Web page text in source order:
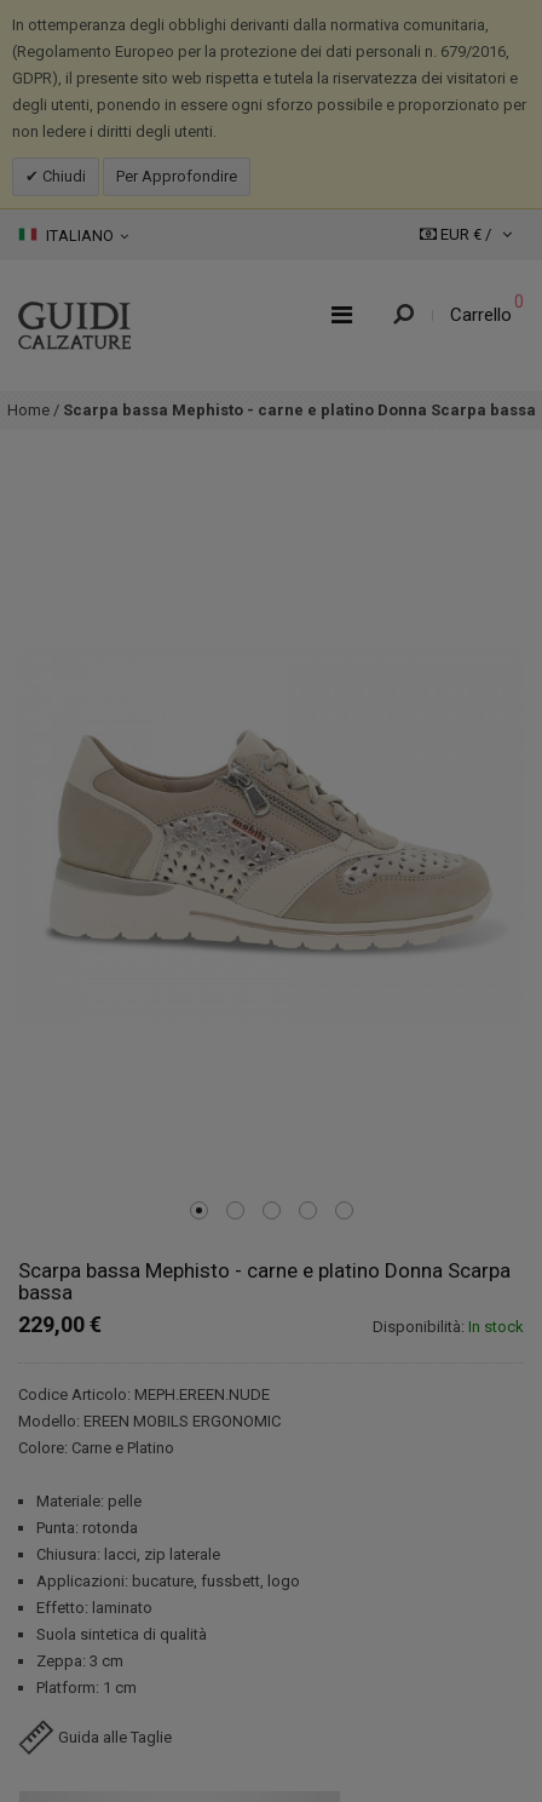
In ottemperanza degli obblighi derivanti dalla normativa comunitaria,
(Regolamento Europeo per la protezione dei dati personali n. 679/2016,
GDPR), il presente sito web rispetta e tutela la riservatezza dei visitatori e
degli utenti, ponendo in essere ogni sforzo possibile e proporzionato per
non ledere i diritti degli utenti.
Chiudi Per Approfondire
ITALIANO EUR € /
Carrello
0
Home / Scarpa bassa Mephisto - carne e platino Donna Scarpa bassa
Scarpa bassa Mephisto - carne e platino Donna Scarpa
bassa
Disponibilità: In stock
229,00 €
Codice Articolo: MEPH.EREEN.NUDE
Modello: EREEN MOBILS ERGONOMIC
Colore: Carne e Platino
Materiale: pelle
Punta: rotonda
Chiusura: lacci, zip laterale
Applicazioni: bucature, fussbett, logo
Effetto: laminato
Suola sintetica di qualità
Zeppa: 3 cm
Platform: 1 cm
Guida alle Taglie